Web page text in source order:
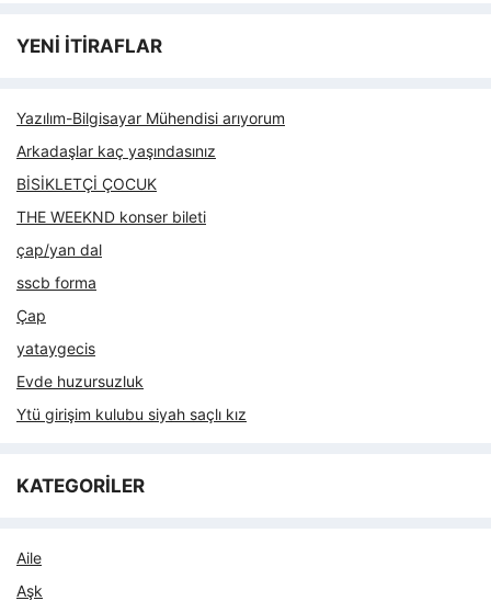
YENİ İTİRAFLAR
Yazılım-Bilgisayar Mühendisi arıyorum
Arkadaşlar kaç yaşındasınız
BİSİKLETÇİ ÇOCUK
THE WEEKND konser bileti
çap/yan dal
sscb forma
Çap
yataygecis
Evde huzursuzluk
Ytü girişim kulubu siyah saçlı kız
KATEGORİLER
Aile
Aşk